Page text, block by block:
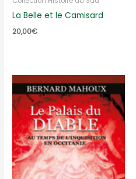
La Belle et le Camisard
20,00€